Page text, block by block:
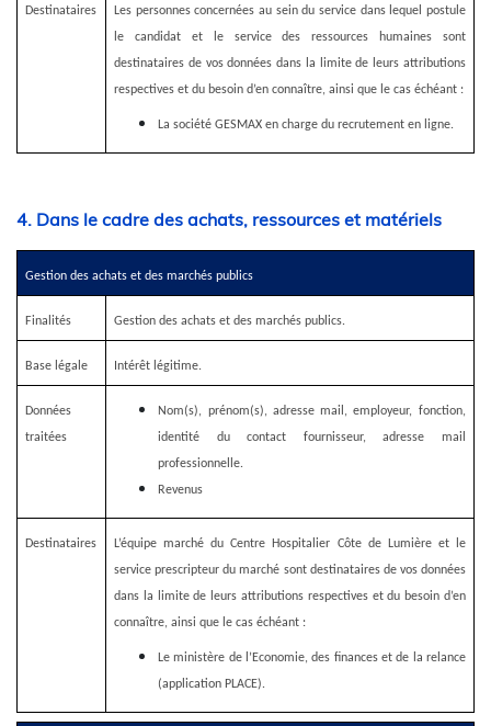
Destinataires
Les personnes concernées au sein du service dans lequel postule
le candidat et le service des ressources humaines sont
destinataires de vos données dans la limite de leurs attributions
respectives et du besoin d’en connaître, ainsi que le cas échéant :
La société GESMAX en charge du recrutement en ligne.
4. Dans le cadre des achats, ressources et matériels
Gestion des achats et des marchés publics
Finalités Gestion des achats et des marchés publics.
Base légale Intérêt légitime.
Données
traitées
Nom(s), prénom(s), adresse mail, employeur, fonction,
identité du contact fournisseur, adresse mail
professionnelle.
Revenus
Destinataires
L’équipe marché du Centre Hospitalier Côte de Lumière et le
service prescripteur du marché sont destinataires de vos données
dans la limite de leurs attributions respectives et du besoin d’en
connaître, ainsi que le cas échéant :
Le ministère de l’Economie, des finances et de la relance
(application PLACE).